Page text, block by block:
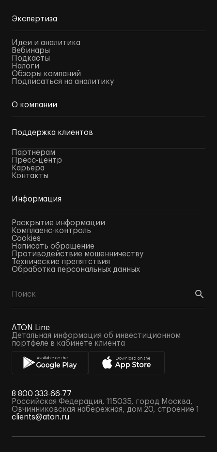
Экспертиза
Идеи и аналитика
Вебинары
Подкасты
Налоги
Обзоры компаний
Подписаться на аналитику
О компании
Поддержка клиентов
Партнерам
Пресс-центр
Карьера
Контакты
Информация
Раскрытие информации
Комплаенс-контроль
Cookies
Написать обращение
Противодействие мошенничеству
Технические препятствия
Обработка персональных данных
ATON Line
Детальная информация об инвестиционном
портфеле в кабинете клиента
8 800 333-66-77
Российская Федерация, 115035, город Москва,
Овчинниковская набережная, дом 20, строение 1
clients@aton.ru